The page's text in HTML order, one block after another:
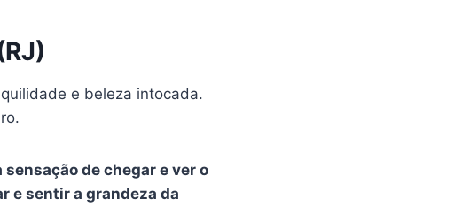
e beleza intocada.
de chegar e ver o
e sentir a grandeza da